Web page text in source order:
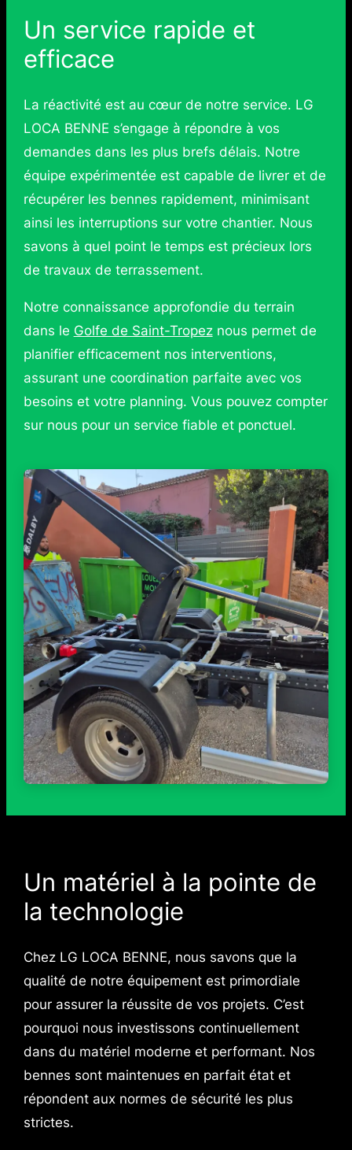
Un service rapide et
efficace
La réactivité est au cœur de notre service. LG
LOCA BENNE s’engage à répondre à vos
demandes dans les plus brefs délais. Notre
équipe expérimentée est capable de livrer et de
récupérer les bennes rapidement, minimisant
ainsi les interruptions sur votre chantier. Nous
savons à quel point le temps est précieux lors
de travaux de terrassement.
Notre connaissance approfondie du terrain
dans le Golfe de Saint-Tropeznous permet de
planifier efficacement nos interventions,
assurant une coordination parfaite avec vos
besoins et votre planning. Vous pouvez compter
sur nous pour un service fiable et ponctuel.
Un matériel à la pointe de
la technologie
Chez LG LOCA BENNE, nous savons que la
qualité de notre équipement est primordiale
pour assurer la réussite de vos projets. C’est
pourquoi nous investissons continuellement
dans du matériel moderne et performant. Nos
bennes sont maintenues en parfait état et
répondent aux normes de sécurité les plus
strictes.